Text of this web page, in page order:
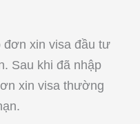
đơn xin visa đầu tư
Sau khi đã nhập
xin visa thường